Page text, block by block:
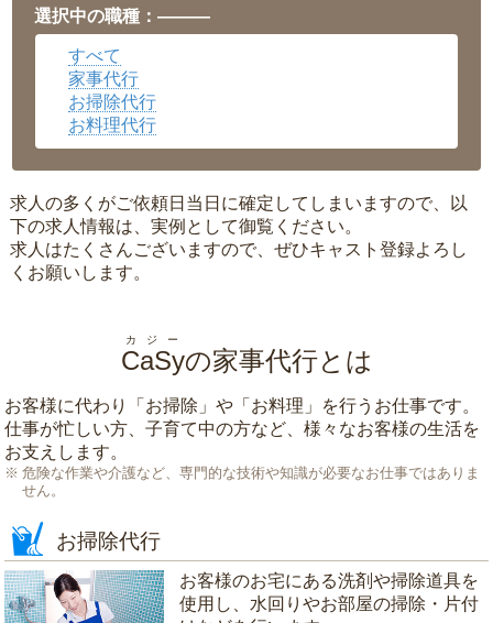
岡山県▼
広島県▼
沖縄県
選択中の職種：———
すべて
家事代行
お掃除代行
お料理代行
求人の多くがご依頼日当日に確定してしまいますので、以
下の求人情報は、実例として御覧ください。
求人はたくさんございますので、ぜひキャスト登録よろし
くお願いします。
CaSy
カジー
の家事代行とは
お客様に代わり「 お掃除 」や「 お料理 」を行うお仕事です。
仕事が忙しい方、子育て中の方など、様々なお客様の生活を
お支えします。
危険な作業や介護など、専門的な技術や知識が必要なお仕事ではありま
せん。
お掃除代行
お客様のお宅にある洗剤や掃除道具を
使用し、水回りやお部屋の掃除・片付